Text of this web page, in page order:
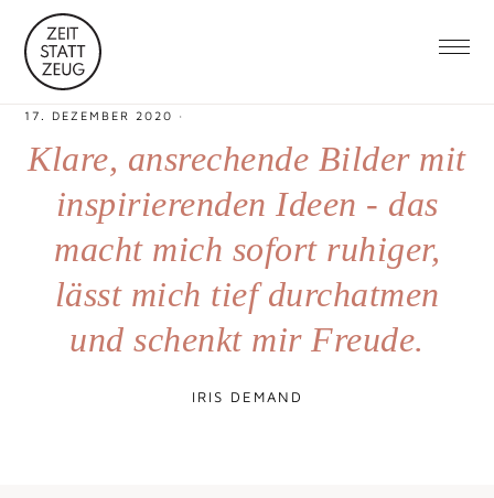
17. DEZEMBER 2020 ·
Klare, ansrechende Bilder mit
inspirierenden Ideen - das
macht mich sofort ruhiger,
lässt mich tief durchatmen
und schenkt mir Freude.
IRIS DEMAND